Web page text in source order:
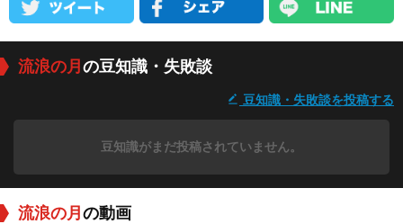
流浪の月 の豆知識・失敗談
豆知識・失敗談を投稿する
豆知識がまだ投稿されていません。
流浪の月 の動画